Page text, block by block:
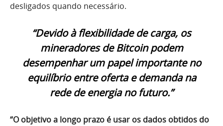
desligados quando necessário.
“Devido à flexibilidade de carga, os
mineradores de Bitcoin podem
desempenhar um papel importante no
equilíbrio entre oferta e demanda na
rede de energia no futuro.”
“O objetivo a longo prazo é usar os dados obtidos do